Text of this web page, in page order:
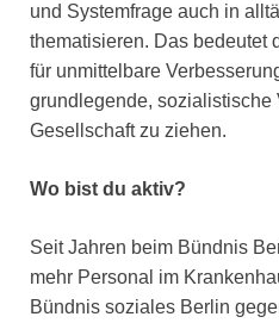
und Systemfrage auch in
thematisieren. Das bedeutet
für unmittelbare
grundlegende, sozialistische
Gesellschaft zu ziehen.
Wo bist du aktiv?
Seit Jahren beim Bündnis
mehr Personal im
Bündnis soziales Berlin